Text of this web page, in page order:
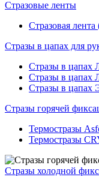
Стразовые ленты
Стразовая
Стразы в цапах для
Стразы в цапах
Стразы в цапах
Стразы в цапах
Стразы горячей
Термостразы
Термостразы
Стразы холодной